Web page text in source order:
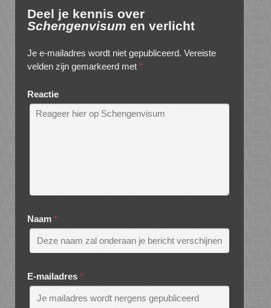
Deel je kennis over
Schengenvisum en verlicht
Je e-mailadres wordt niet gepubliceerd. Vereiste
velden zijn gemarkeerd met *
Reactie
Naam *
E-mailadres *